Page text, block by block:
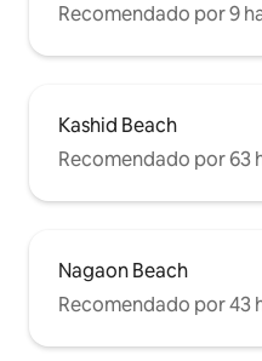
Recomendado por 9
Kashid Beach
Recomendado por 63
Nagaon Beach
Recomendado por 43